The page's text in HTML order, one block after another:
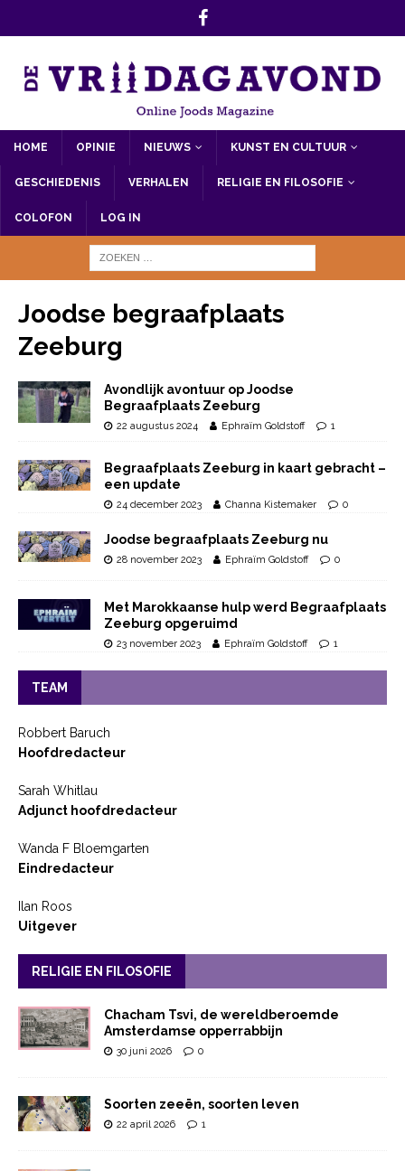
HOME OPINIE NIEUWS KUNST EN CULTUUR
GESCHIEDENIS VERHALEN RELIGIE EN FILOSOFIE
COLOFON LOG IN
Joodse begraafplaats
Zeeburg
Avondlijk avontuur op Joodse
Begraafplaats Zeeburg
22 augustus 2024 Ephraïm Goldstoff 1
Begraafplaats Zeeburg in kaart gebracht –
een update
24 december 2023 Channa Kistemaker 0
Joodse begraafplaats Zeeburg nu
28 november 2023 Ephraïm Goldstoff 0
Met Marokkaanse hulp werd Begraafplaats
Zeeburg opgeruimd
23 november 2023 Ephraïm Goldstoff 1
TEAM
Robbert Baruch
Hoofdredacteur
Sarah Whitlau
Adjunct hoofdredacteur
Wanda F Bloemgarten
Eindredacteur
Ilan Roos
Uitgever
RELIGIE EN FILOSOFIE
Chacham Tsvi, de wereldberoemde
Amsterdamse opperrabbijn
30 juni 2026 0
Soorten zeeën, soorten leven
22 april 2026 1